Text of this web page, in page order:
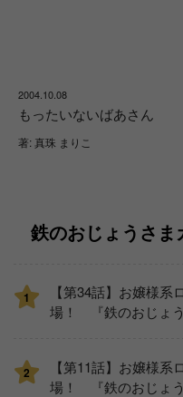
2004.10.08
もったいないばあさん
著: 真珠 まりこ
鉄のおじょうさ
1
【第34話】お嬢様
場！ 『鉄のおじょう
2
【第11話】お嬢様
場！ 『鉄のおじょう